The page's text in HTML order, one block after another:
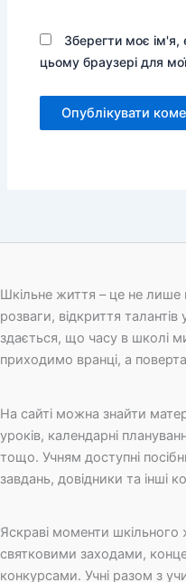
Зберегти моє ім'я,
цьому браузері для
Шкільне життя – це не лише
розваги, відкриття
здається, що часу в школі
приходимо вранці, а
На сайті можна знайти
уроків, календарні
тощо. Учням доступні
завдань, довідники та інші
Яскраві моменти
святковими заходами,
конкурсами. Учні разом з